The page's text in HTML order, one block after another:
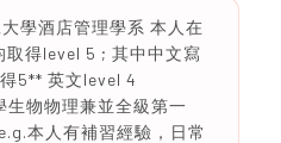
學酒店管理學系 本人在
取得level 5 ; 其中中文寫
5** 英文level 4
物物理兼並全級第一
本人有補習經驗，日常